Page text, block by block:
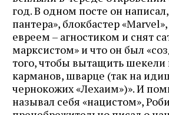
год. В одном посте он
пантера», блокбастер
евреем – агностиком и снят
марксистом» и что он был
того, чтобы вытащить шекели
карманов, шварце (так на
чернокожих «Лехаим»)». И
называл себя «нацистом»,